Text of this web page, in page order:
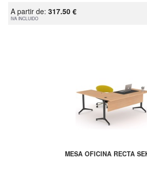
A partir de: 317.50 €
IVA INCLUIDO
MESA OFICINA RECTA